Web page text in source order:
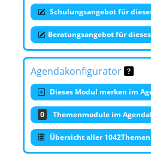
Schulungsangebot für
Beratungsangebot für
Agendakonfigurator
Dieses Modul merken im
0 Themenmodule im
Übersicht aller 1042Themen